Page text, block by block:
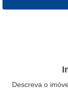
Descreva o